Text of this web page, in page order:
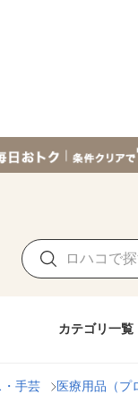
カテゴリ一覧
手芸 医療用品（プ